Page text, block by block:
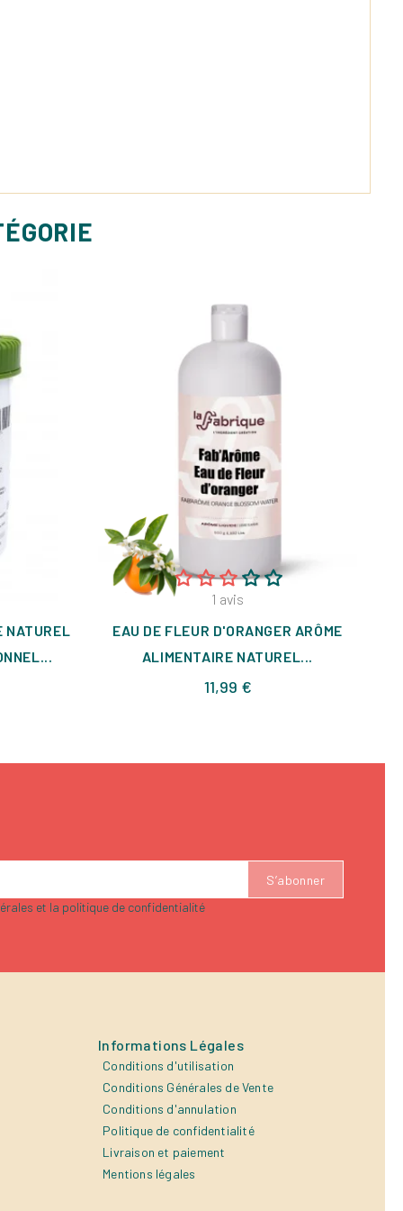
NATUREL
1 avis
EAU DE FLEUR D'ORANGER ARÔME
ALIMENTAIRE NATUREL...
11,99 €Prix
et la politique de confidentialité
Informations Légales
Conditions d'utilisation
Conditions Générales de Vente
Conditions d'annulation
Politique de confidentialité
Livraison et paiement
Mentions légales